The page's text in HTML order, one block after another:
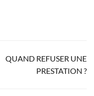
QUAND REFUSER UNE
PRESTATION ?